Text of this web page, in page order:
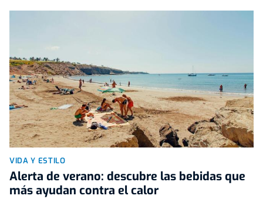
VIDA Y ESTILO
Alerta de verano: descubre las bebidas que
más ayudan contra el calor